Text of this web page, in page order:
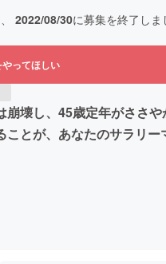
2022/08/30に募集を終了しま
ってほしい
壊し、45歳定年がささ
とが、あなたのサラリ